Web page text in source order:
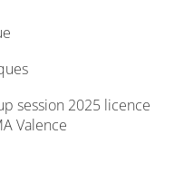
session 2025 licence
Valence